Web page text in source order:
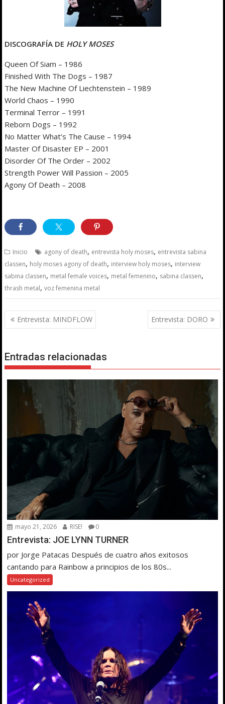
DISCOGRAFÍA DE HOLY MOSES
Queen Of Siam – 1986
Finished With The Dogs – 1987
The New Machine Of Liechtenstein – 1989
World Chaos – 1990
Terminal Terror – 1991
Reborn Dogs – 1992
No Matter What’s The Cause – 1994
Master Of Disaster EP – 2001
Disorder Of The Order – 2002
Strength Power Will Passion – 2005
Agony Of Death – 2008
Inicio agony of death, entrevista holy moses, entrevista sabina
classen, holy moses agony of death, interview holy moses, interview
sabina classen, metal female voices, metal femenino, sabina classen,
thrash metal,voz femenina metal
Navegación
de
Entrevista: MINDFLOW Entrevista: DORO
Entradas relacionadas
mayo 21, 2026 RISE! 0
Entrevista: JOE LYNN TURNER
por Jorge Patacas Después de cuatro años exitosos
cantando para Rainbow a principios de los 80s...
Uncategorized